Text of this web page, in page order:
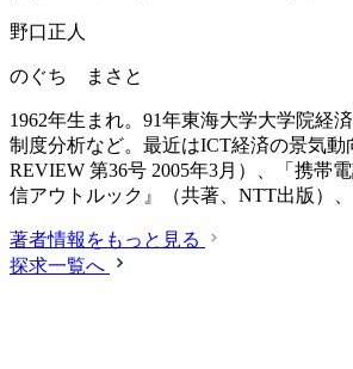
野口正人
のぐち まさと
1962年生まれ。91年東海大学大学院経
制度分析など。最近はICT経済の景気
REVIEW 第36号 2005年3月）、「携帯
信アウトルック』（共著、NTT出版）
著者情報をもっと見る
探求一覧へ